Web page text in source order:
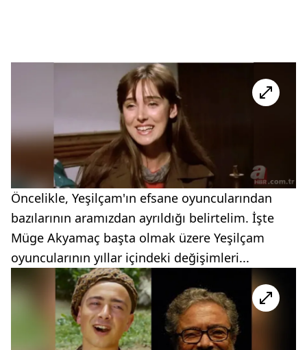
Öncelikle, Yeşilçam'ın efsane oyuncularından
bazılarının aramızdan ayrıldığı belirtelim. İşte
Müge Akyamaç başta olmak üzere Yeşilçam
oyuncularının yıllar içindeki değişimleri...